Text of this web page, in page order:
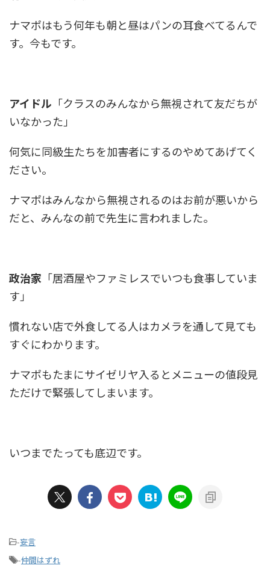
ナマポはもう何年も朝と昼はパンの耳食べてるんで
す。今もです。
アイドル 「クラスのみんなから無視されて友だちが
いなかった」
何気に同級生たちを加害者にするのやめてあげてく
ださい。
ナマポはみんなから無視されるのはお前が悪いから
だと、みんなの前で先生に言われました。
政治家 「居酒屋やファミレスでいつも食事していま
す」
慣れない店で外食してる人はカメラを通して見ても
すぐにわかります。
ナマポもたまにサイゼリヤ入るとメニューの値段見
ただけで緊張してしまいます。
いつまでたっても底辺です。
-妄言
-仲間はずれ